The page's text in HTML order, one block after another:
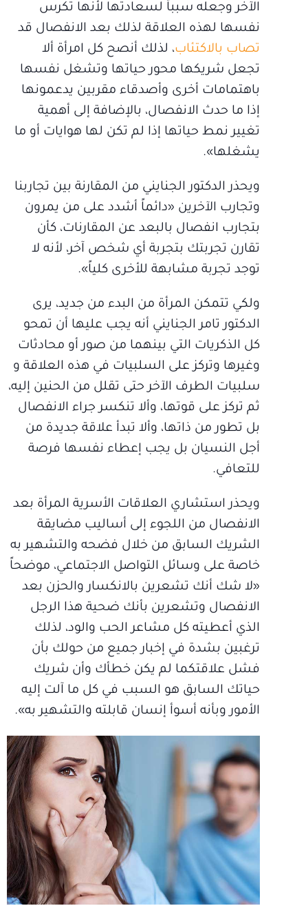
الآخر وجعله سبباً لسعادتها لأنها تكرس
نفسها لهذه العلاقة لذلك بعد الانفصال قد
تصاب بالاكتئاب، لذلك أنصح كل امرأة ألا
تجعل شريكها محور حياتها وتشغل نفسها
باهتمامات أخرى وأصدقاء مقربين يدعمونها
إذا ما حدث الانفصال، بالإضافة إلى أهمية
تغيير نمط حياتها إذا لم تكن لها هوايات أو ما
يشغلها».
ويحذر الدكتور الجنايني من المقارنة بين تجاربنا
وتجارب الآخرين «دائماً أشدد على من يمرون
بتجارب انفصال بالبعد عن المقارنات، كأن
تقارن تجربتك بتجربة أي شخص آخر، لأنه لا
توجد تجربة مشابهة للأخرى كلياً».
ولكي تتمكن المرأة من البدء من جديد، يرى
الدكتور تامر الجنايني أنه يجب عليها أن تمحو
كل الذكريات التي بينهما من صور أو محادثات
وغيرها وتركز على السلبيات في هذه العلاقة و
سلبيات الطرف الآخر حتى تقلل من الحنين إليه،
ثم تركز على قوتها، وألا تنكسر جراء الانفصال
بل تطور من ذاتها، وألا تبدأ علاقة جديدة من
أجل النسيان بل يجب إعطاء نفسها فرصة
للتعافي.
ويحذر استشاري العلاقات الأسرية المرأة بعد
الانفصال من اللجوء إلى أساليب مضايقة
الشريك السابق من خلال فضحه والتشهير به
خاصة على وسائل التواصل الاجتماعي، موضحاً
«لا شك أنك تشعرين بالانكسار والحزن بعد
الانفصال وتشعرين بأنك ضحية هذا الرجل
الذي أعطيته كل مشاعر الحب والود، لذلك
ترغبين بشدة في إخبار جميع من حولك بأن
فشل علاقتكما لم يكن خطأك وأن شريك
حياتك السابق هو السبب في كل ما آلت إليه
الأمور وبأنه أسوأ إنسان قابلته والتشهير به».